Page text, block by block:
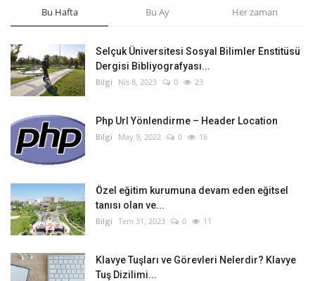
Bu Hafta Bu Ay Her zaman
Selçuk Üniversitesi Sosyal Bilimler Enstitüsü
Dergisi Bibliyografyası...
Bilgi Nis 8, 2023 0 23
Php Url Yönlendirme – Header Location
Bilgi May 9, 2022 0 16
Özel eğitim kurumuna devam eden eğitsel
tanısı olan ve...
Bilgi Tem 31, 2023 0 11
Klavye Tuşları ve Görevleri Nelerdir? Klavye
Tuş Dizilimi...